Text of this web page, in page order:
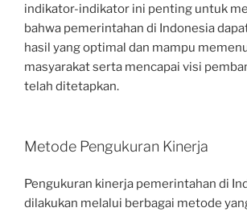
indikator-indikator ini penting untuk
bahwa pemerintahan di Indonesia
hasil yang optimal dan mampu
masyarakat serta mencapai visi
telah ditetapkan.
Metode Pengukuran Kinerja
Pengukuran kinerja pemerintahan di
dilakukan melalui berbagai metode